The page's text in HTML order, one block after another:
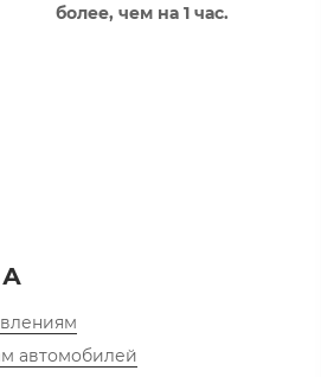
более, чем на 1 час.​
автомобилей